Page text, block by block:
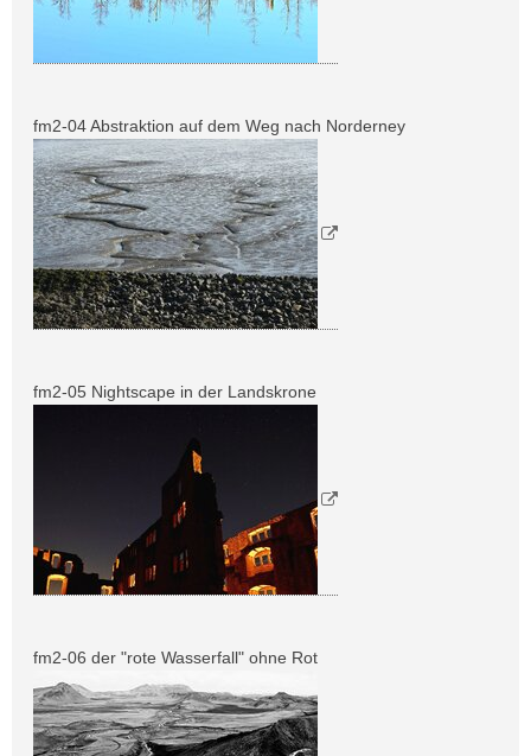
fm2-04 Abstraktion auf dem Weg nach Norderney
fm2-05 Nightscape in der Landskrone
fm2-06 der "rote Wasserfall" ohne Rot